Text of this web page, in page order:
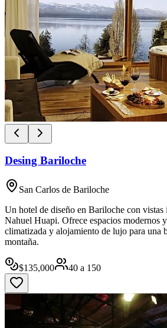
Desing Bariloche
San Carlos de Bariloche
Un hotel de diseño en Bariloche con
Nahuel Huapi. Ofrece espacios modernos
climatizada y alojamiento de lujo para una
montaña.
$135,000 40 a 150